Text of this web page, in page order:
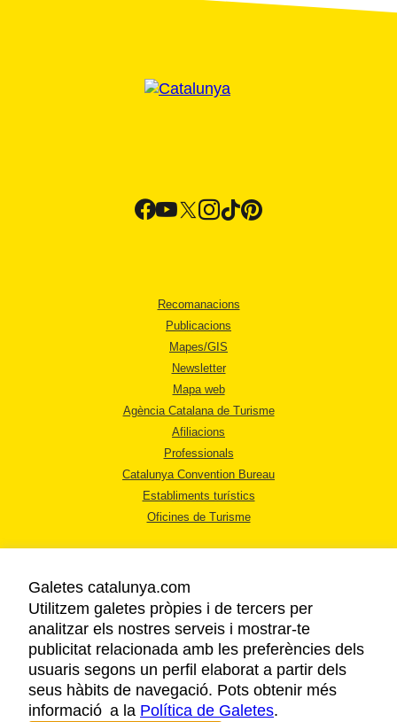
Recomanacions
Publicacions
Mapes/GIS
Newsletter
Mapa web
Agència Catalana de Turisme
Afiliacions
Professionals
Catalunya Convention Bureau
Establiments turístics
Oficines de Turisme
AVÍS LEGAL
POLÍTICA DE PRIVACITAT
COOKIES
ACCESSIBILITAT
Galetes catalunya.com
Utilitzem galetes pròpies i de tercers per
analitzar els nostres serveis i mostrar-te
publicitat relacionada amb les preferències dels
usuaris segons un perfil elaborat a partir dels
seus hàbits de navegació. Pots obtenir més
informació a la Política de Galetes.